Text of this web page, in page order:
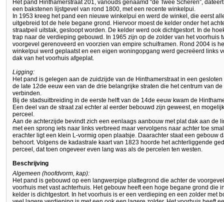
Het pand Hinthamerstraat 201, vanouds genaamd “de Twee Scheren”,
een bakstenen lijstgevel van rond 1800, met een recente winkelpui.
In 1953 kreeg het pand een nieuwe winkelpui en werd de winkel, die eerst
uitgebreid tot de hele begane grond. Hiervoor moest de kelder onder het
straatpeil uitstak, gesloopt worden. De kelder werd ook dichtgestort. In de
trap naar de verdieping gebouwd. In 1965 zijn op de zolder van het voorhuis
voorgevel gerenoveerd en voorzien van empire schuiframen. Rond 2004 is
winkelpui werd geplaatst en een eigen woningopgang werd gecreëerd links
dak van het voorhuis afgeplat.
Ligging:
Het pand is gelegen aan de zuidzijde van de Hinthamerstraat in een
de late 12de eeuw een van de drie belangrijke straten die het centrum van
verbinden.
Bij de stadsuitbreiding in de eerste helft van de 14de eeuw kwam de
Een deel van de straat zal echter al eerder bebouwd zijn geweest, en
perceel.
Aan de achterzijde bevindt zich een eenlaags aanbouw met plat dak aan de
met een sprong iets naar links verbreed maar vervolgens naar achter toe
erachter ligt een klein L-vormig open plaatsje. Daarachter staat een gebouw
behoort. Volgens de kadastrale kaart van 1823 hoorde het achterliggende
perceel, dat toen ongeveer even lang was als de percelen ten westen.
Beschrijving
Algemeen (hoofdvorm, kap):
Het pand is gebouwd op een langwerpige plattegrond die achter de
voorhuis met vast achterhuis. Het gebouw heeft een hoge begane grond die
kelder is dichtgestort. In het voorhuis is er een verdieping en een zolder met